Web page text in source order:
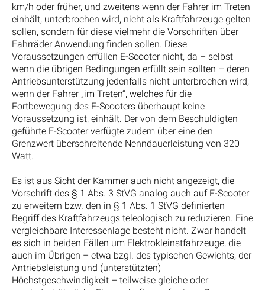
km/h oder früher, und zweitens wenn der Fahrer im Treten
einhält, unterbrochen wird, nicht als Kraftfahrzeuge gelten
sollen, sondern für diese vielmehr die Vorschriften über
Fahrräder Anwendung finden sollen. Diese
Voraussetzungen erfüllen E-Scooter nicht, da – selbst
wenn die übrigen Bedingungen erfüllt sein sollten – deren
Antriebsunterstützung jedenfalls nicht unterbrochen wird,
wenn der Fahrer „im Treten“, welches für die
Fortbewegung des E-Scooters überhaupt keine
Voraussetzung ist, einhält. Der von dem Beschuldigten
geführte E-Scooter verfügte zudem über eine den
Grenzwert überschreitende Nenndauerleistung von 320
Watt.
Es ist aus Sicht der Kammer auch nicht angezeigt, die
Vorschrift des § 1 Abs. 3 StVG analog auch auf E-Scooter
zu erweitern bzw. den in § 1 Abs. 1 StVG definierten
Begriff des Kraftfahrzeugs teleologisch zu reduzieren. Eine
vergleichbare Interessenlage besteht nicht. Zwar handelt
es sich in beiden Fällen um Elektrokleinstfahrzeuge, die
auch im Übrigen – etwa bzgl. des typischen Gewichts, der
Antriebsleistung und (unterstützten)
Höchstgeschwindigkeit – teilweise gleiche oder